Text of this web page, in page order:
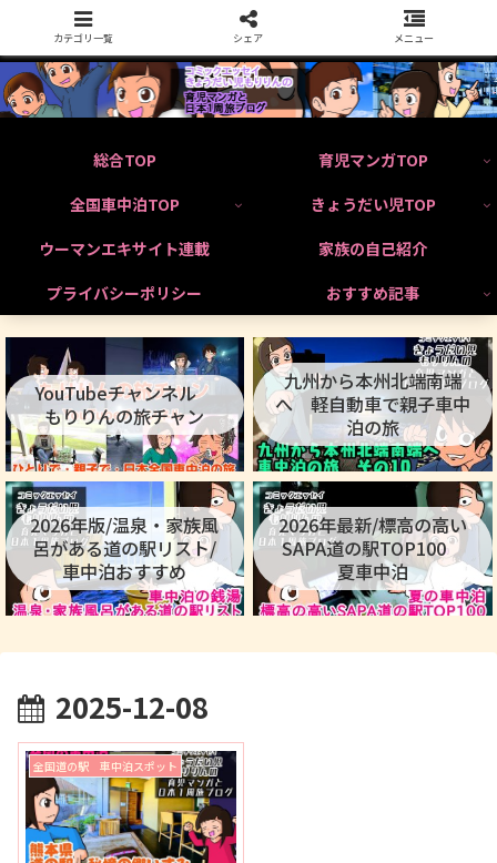
総合TOP
育児マンガTOP
全国車中泊TOP
きょうだい児TOP
ウーマンエキサイト連載
家族の自己紹介
プライバシーポリシー
おすすめ記事
YouTubeチャンネル
もりりんの旅チャン
九州から本州北端南端
へ 軽自動車で親子車中
泊の旅
2026年版/温泉・家族風
呂がある道の駅リスト/
車中泊おすすめ
2026年最新/標高の高い
SAPA道の駅TOP100
夏車中泊
2025-12-08
全国道の駅 車中泊スポット
カテゴリ一覧 シェア メニュー